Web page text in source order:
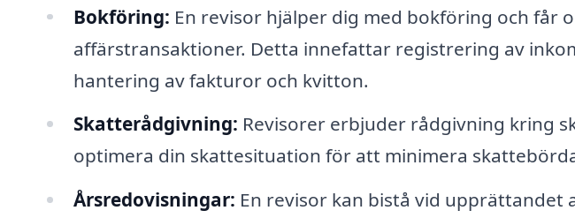
Bokföring: En revisor hjälper dig med bokföring och får
affärstransaktioner. Detta innefattar registrering av
hantering av fakturor och kvitton.
Skatterådgivning: Revisorer erbjuder rådgivning kring
optimera din skattesituation för att minimera
Årsredovisningar: En revisor kan bistå vid upprättandet